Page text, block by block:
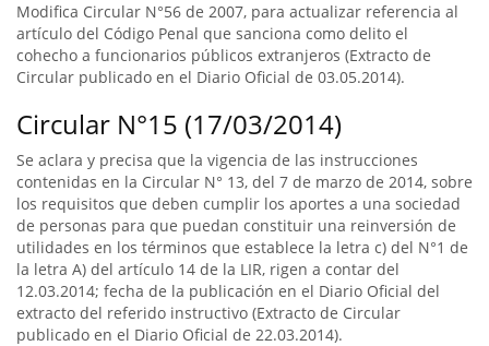
Modifica Circular N°56 de 2007, para actualizar referencia al
artículo del Código Penal que sanciona como delito el
cohecho a funcionarios públicos extranjeros (Extracto de
Circular publicado en el Diario Oficial de 03.05.2014).
Circular N°15 (17/03/2014)
Se aclara y precisa que la vigencia de las instrucciones
contenidas en la Circular N° 13, del 7 de marzo de 2014, sobre
los requisitos que deben cumplir los aportes a una sociedad
de personas para que puedan constituir una reinversión de
utilidades en los términos que establece la letra c) del N°1 de
la letra A) del artículo 14 de la LIR, rigen a contar del
12.03.2014; fecha de la publicación en el Diario Oficial del
extracto del referido instructivo (Extracto de Circular
publicado en el Diario Oficial de 22.03.2014).